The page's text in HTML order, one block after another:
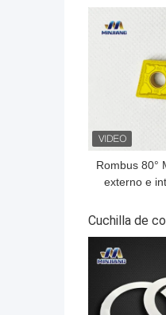
Rombus 80°
externo e
carburo de
CNC para
Cuchilla de
MEJOR